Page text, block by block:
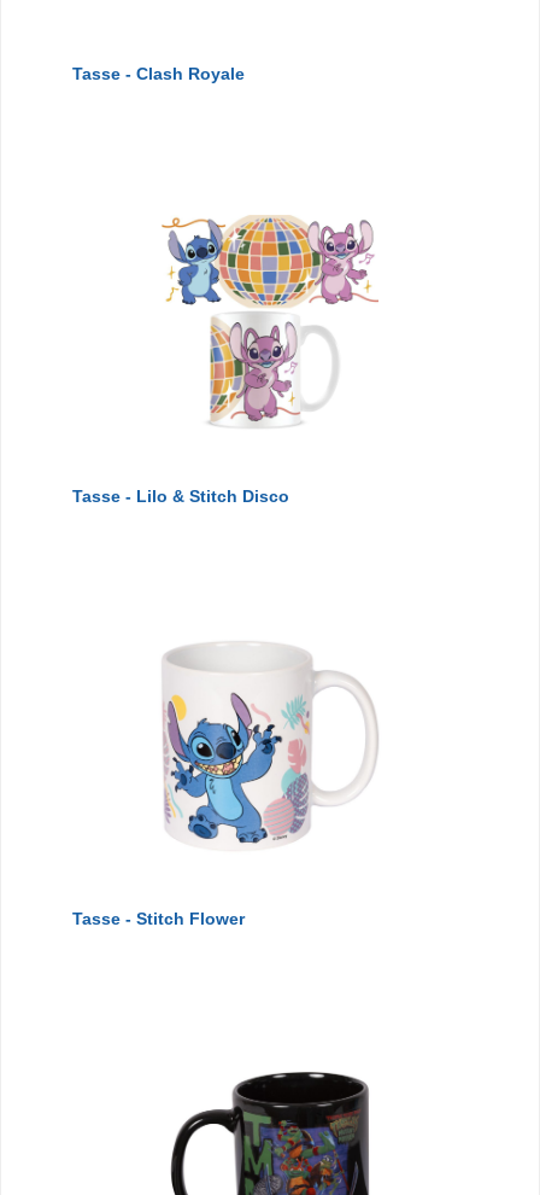
Tasse - Clash Royale
Tasse - Lilo & Stitch Disco
Tasse - Stitch Flower